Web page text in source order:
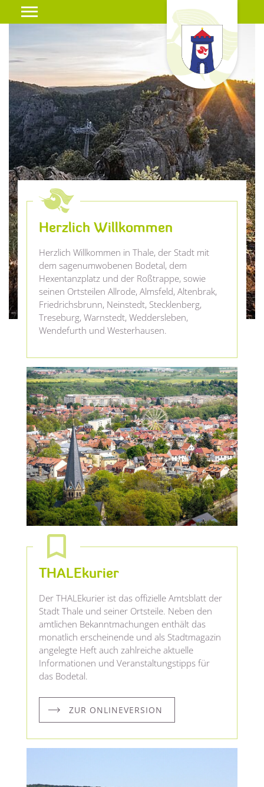
Herzlich Willkommen
Herzlich Willkommen in Thale, der Stadt mit
dem sagenumwobenen Bodetal, dem
Hexentanzplatz und der Roßtrappe, sowie
seinen Ortsteilen Allrode, Almsfeld, Altenbrak,
Friedrichsbrunn, Neinstedt, Stecklenberg,
Treseburg, Warnstedt, Weddersleben,
Wendefurth und Westerhausen.
THALEkurier
Der THALEkurier ist das offizielle Amtsblatt der
Stadt Thale und seiner Ortsteile. Neben den
amtlichen Bekanntmachungen enthält das
monatlich erscheinende und als Stadtmagazin
angelegte Heft auch zahlreiche aktuelle
Informationen und Veranstaltungstipps für
das Bodetal.
ZUR ONLINEVERSION